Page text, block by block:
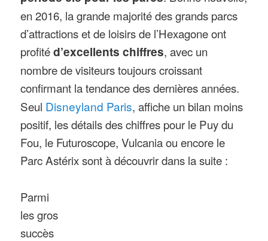
en 2016, la grande majorité des grands parcs
d’attractions et de loisirs de l’Hexagone ont
profitéd’excellents chiffres, avec un
nombre de visiteurs toujours croissant
confirmant la tendance des dernières années.
Seul Disneyland Paris, affiche un bilan moins
positif, les détails des chiffres pour le Puy du
Fou, le Futuroscope, Vulcania ou encore le
Parc Astérix sont à découvrir dans la suite :
Parmi
les gros
succès